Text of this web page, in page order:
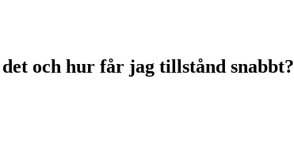
och hur får jag tillstånd snabbt?